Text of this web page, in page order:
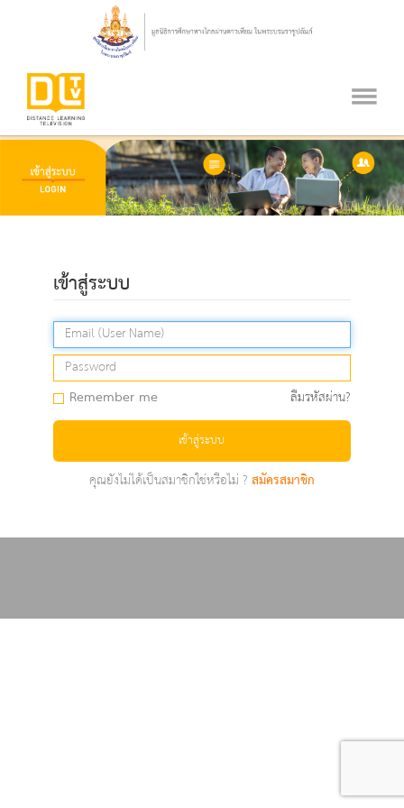
เข้าสู่ระบบ
Remember me ลืมรหัสผ่าน?
เข้าสู่ระบบ
คุณยังไม่ได้เป็นสมาชิกใช่หรือไม่ ?สมัครสมาชิก